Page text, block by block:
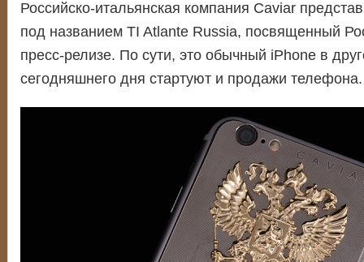
Российско-итальянская компания Caviar
под названием TI Atlante Russia, посвященный
пресс-релизе. По сути, это обычный iPhone в
сегодняшнего дня стартуют и продажи телефона.